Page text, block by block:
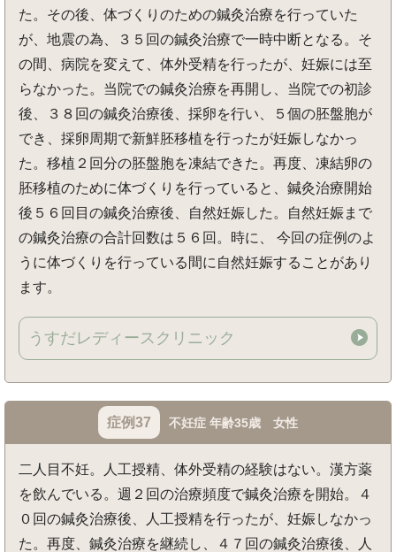
た。その後、体づくりのための鍼灸治療を行っていた
が、地震の為、３５回の鍼灸治療で一時中断となる。そ
の間、病院を変えて、体外受精を行ったが、妊娠には至
らなかった。当院での鍼灸治療を再開し、当院での初診
後、３８回の鍼灸治療後、採卵を行い、５個の胚盤胞が
でき、採卵周期で新鮮胚移植を行ったが妊娠しなかっ
た。移植２回分の胚盤胞を凍結できた。再度、凍結卵の
胚移植のために体づくりを行っていると、鍼灸治療開始
後５６回目の鍼灸治療後、自然妊娠した。自然妊娠まで
の鍼灸治療の合計回数は５６回。時に、 今回の症例のよ
うに体づくりを行っている間に自然妊娠することがあり
ます。
うすだレディースクリニック
症例37 不妊症 年齢35歳 女性
二人目不妊。人工授精、体外受精の経験はない。漢方薬
を飲んでいる。週２回の治療頻度で鍼灸治療を開始。４
０回の鍼灸治療後、人工授精を行ったが、妊娠しなかっ
た。再度、鍼灸治療を継続し、４７回の鍼灸治療後、人